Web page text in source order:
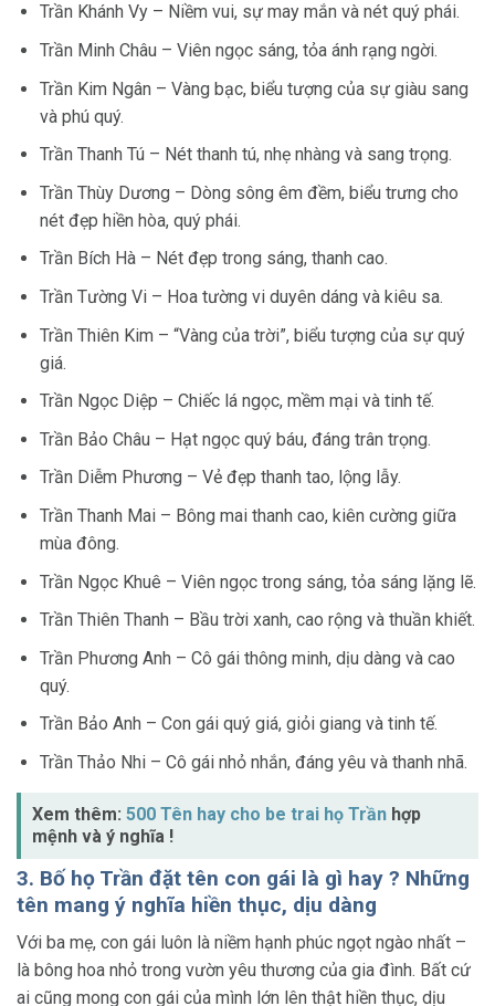
Trần Khánh Vy – Niềm vui, sự may mắn và nét quý phái.
Trần Minh Châu – Viên ngọc sáng, tỏa ánh rạng ngời.
Trần Kim Ngân – Vàng bạc, biểu tượng của sự giàu sang
và phú quý.
Trần Thanh Tú – Nét thanh tú, nhẹ nhàng và sang trọng.
Trần Thùy Dương – Dòng sông êm đềm, biểu trưng cho
nét đẹp hiền hòa, quý phái.
Trần Bích Hà – Nét đẹp trong sáng, thanh cao.
Trần Tường Vi – Hoa tường vi duyên dáng và kiêu sa.
Trần Thiên Kim – “Vàng của trời”, biểu tượng của sự quý
giá.
Trần Ngọc Diệp – Chiếc lá ngọc, mềm mại và tinh tế.
Trần Bảo Châu – Hạt ngọc quý báu, đáng trân trọng.
Trần Diễm Phương – Vẻ đẹp thanh tao, lộng lẫy.
Trần Thanh Mai – Bông mai thanh cao, kiên cường giữa
mùa đông.
Trần Ngọc Khuê – Viên ngọc trong sáng, tỏa sáng lặng lẽ.
Trần Thiên Thanh – Bầu trời xanh, cao rộng và thuần khiết.
Trần Phương Anh – Cô gái thông minh, dịu dàng và cao
quý.
Trần Bảo Anh – Con gái quý giá, giỏi giang và tinh tế.
Trần Thảo Nhi – Cô gái nhỏ nhắn, đáng yêu và thanh nhã.
Xem thêm: 500 Tên hay cho be trai họ Trần hợp
mệnh và ý nghĩa !
3. Bố họ Trần đặt tên con gái là gì hay ? Những
tên mang ý nghĩa hiền thục, dịu dàng
Với ba mẹ, con gái luôn là niềm hạnh phúc ngọt ngào nhất –
là bông hoa nhỏ trong vườn yêu thương của gia đình. Bất cứ
ai cũng mong con gái của mình lớn lên thật hiền thục, dịu